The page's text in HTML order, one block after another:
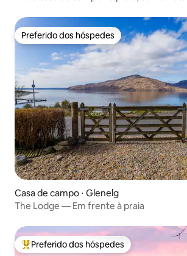
Preferido dos hóspedes
Preferido dos hóspedes
Casa de campo ⋅ Glenelg
The Lodge — Em frente à praia
Entre os melhores preferidos dos hóspedes
Preferido dos hóspedes